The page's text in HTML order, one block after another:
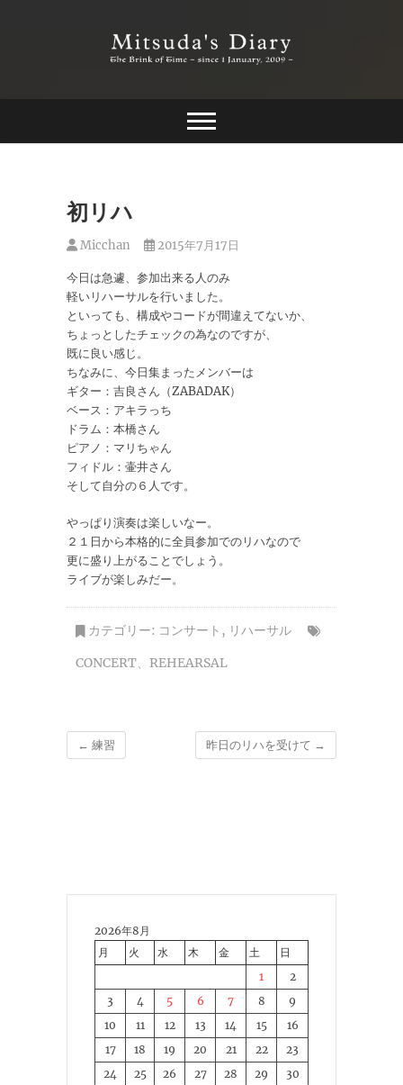
Mitsuda's Diary
初リハ
Micchan 2015年7月17日
今日は急遽、参加出来る人のみ
軽いリハーサルを行いました。
といっても、構成やコードが間違えてないか、
ちょっとしたチェックの為なのですが、
既に良い感じ。
ちなみに、今日集まったメンバーは
ギター：吉良さん（ZABADAK）
ベース：アキラっち
ドラム：本橋さん
ピアノ：マリちゃん
フィドル：壷井さん
そして自分の６人です。
やっぱり演奏は楽しいなー。
２１日から本格的に全員参加でのリハなので
更に盛り上がることでしょう。
ライブが楽しみだー。
カテゴリー: コンサート , リハーサル
CONCERT、 REHEARSAL
← 練習 昨日のリハを受けて →
2026年8月
月
火 水 木 金 土
日
1
2
3
4 5 6 7 8
9
10
11 12 13 14 15
16
17
18 19 20 21 22
23
24
25 26 27 28 29
30